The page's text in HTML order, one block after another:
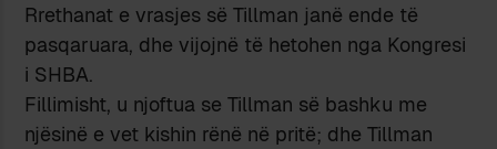
Rrethanat e vrasjes së Tillman janë ende të
pasqaruara, dhe vijojnë të hetohen nga Kongresi
i SHBA.
Fillimisht, u njoftua se Tillman së bashku me
njësinë e vet kishin rënë në pritë; dhe Tillman